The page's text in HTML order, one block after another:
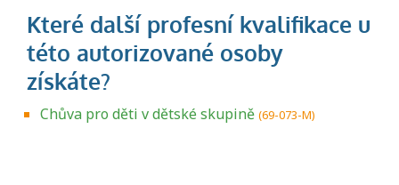
Chůva pro děti v dětské skupině (69-073-M)
Projděte si seznam profesních kvalifikací.